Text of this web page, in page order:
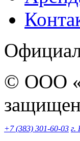
© ООО
+7 (383) 301-60-03 г.